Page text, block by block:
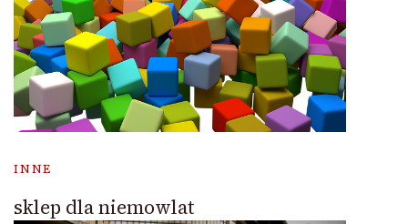
INNE
sklep dla niemowlat